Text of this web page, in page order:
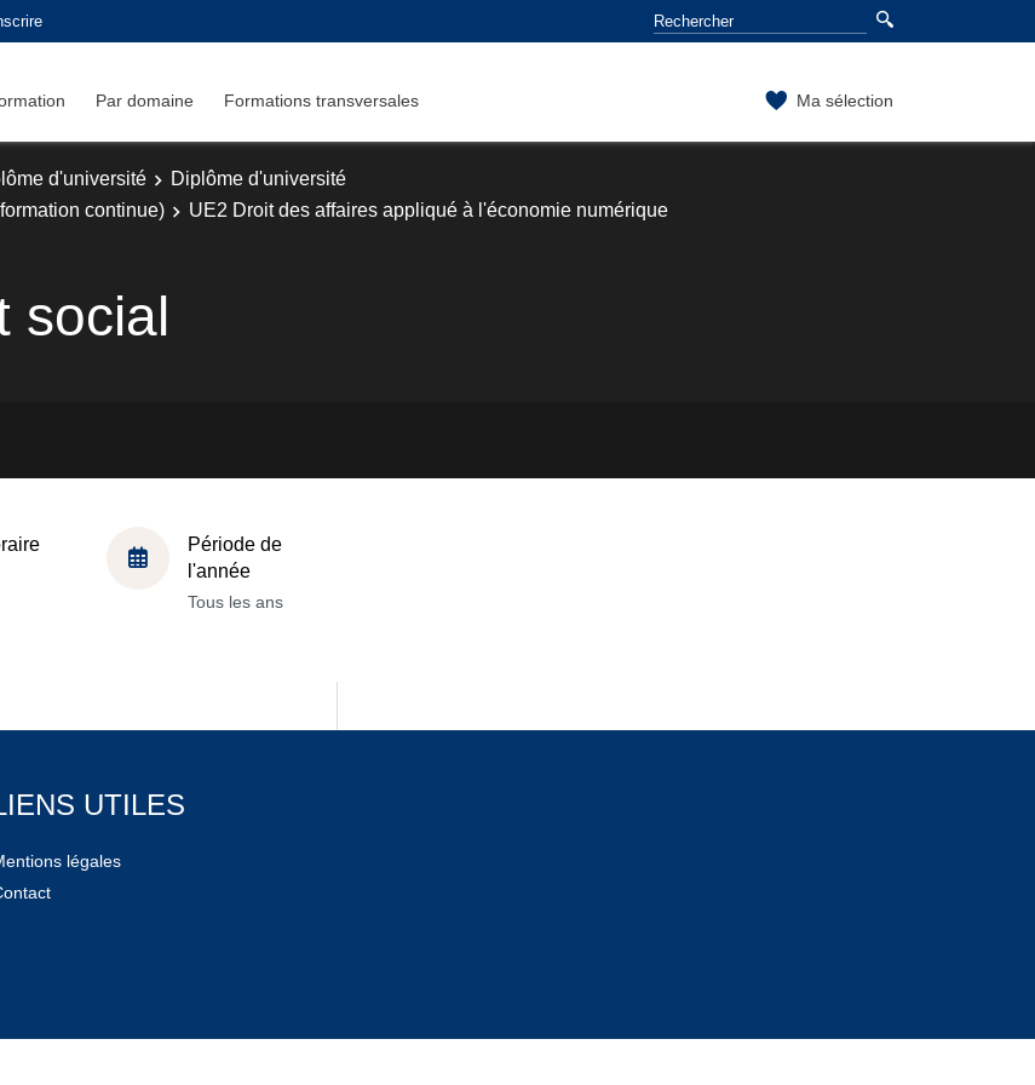
Par domaine Formations transversales Ma sélection
d'université
Diplôme d'université
continue)
UE2 Droit des affaires appliqué à l'économie numérique
social
Période de
l'année
Tous les ans
UTILES
légales